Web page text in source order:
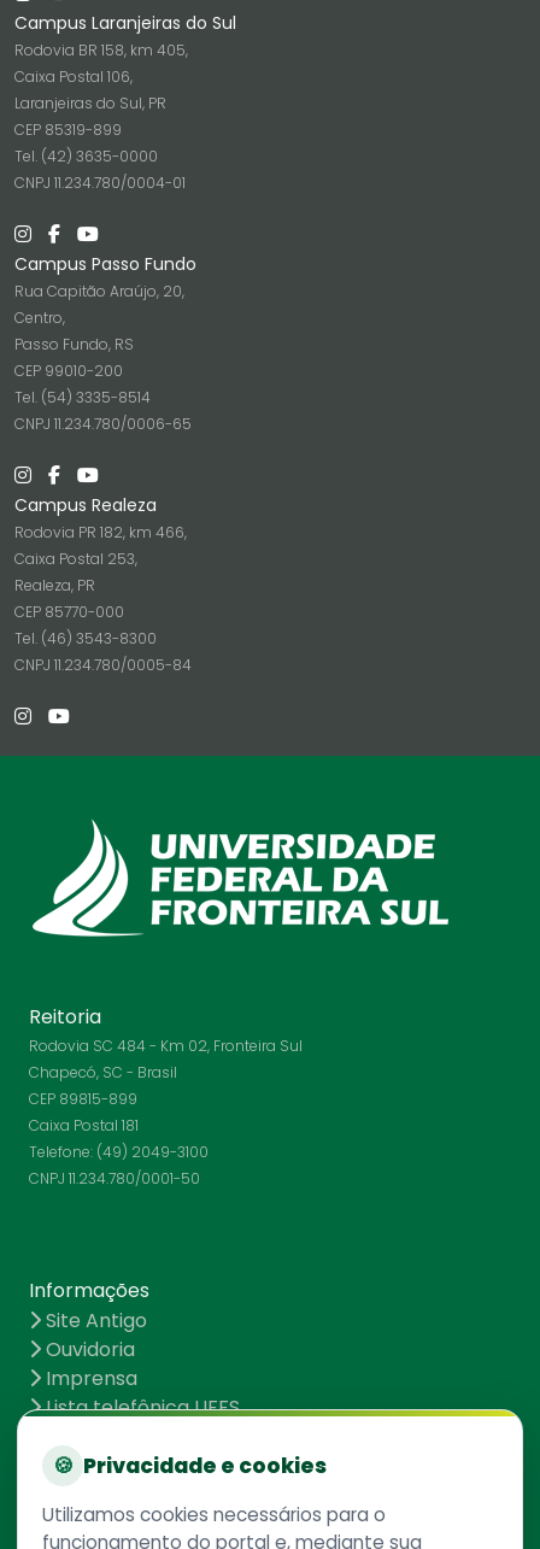
Campus Laranjeiras do Sul
Rodovia BR 158, km 405,
Caixa Postal 106,
Laranjeiras do Sul, PR
CEP 85319-899
Tel. (42) 3635-0000
CNPJ 11.234.780/0004-01
Campus Passo Fundo
Rua Capitão Araújo, 20,
Centro,
Passo Fundo, RS
CEP 99010-200
Tel. (54) 3335-8514
CNPJ 11.234.780/0006-65
Campus Realeza
Rodovia PR 182, km 466,
Caixa Postal 253,
Realeza, PR
CEP 85770-000
Tel. (46) 3543-8300
CNPJ 11.234.780/0005-84
Reitoria
Rodovia SC 484 - Km 02, Fronteira Sul
Chapecó, SC - Brasil
CEP 89815-899
Caixa Postal 181
Telefone: (49) 2049-3100
CNPJ 11.234.780/0001-50
Informações
Site Antigo
Ouvidoria
Imprensa
Lista telefônica UFFS
UFFS contra o Aedes
Mapa do site
🍪 Privacidade e cookies
Utilizamos cookies necessários para o
funcionamento do portal e, mediante sua